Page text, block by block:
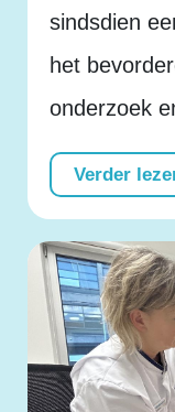
sindsdien
het
onderzoek
Verder